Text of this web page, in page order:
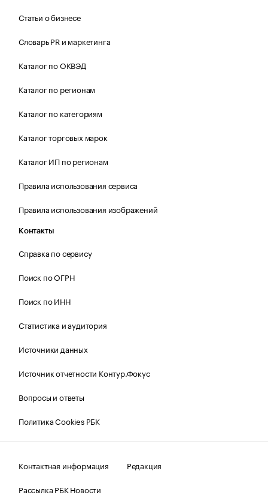
Статьи о бизнесе
Словарь PR и маркетинга
Каталог по ОКВЭД
Каталог по регионам
Каталог по категориям
Каталог торговых марок
Каталог ИП по регионам
Правила использования сервиса
Правила использования изображений
Контакты
Справка по сервису
Поиск по ОГРН
Поиск по ИНН
Статистика и аудитория
Источники данных
Источник отчетности Контур.Фокус
Вопросы и ответы
Политика Cookies РБК
Контактная информация
Редакция
Рассылка РБК Новости